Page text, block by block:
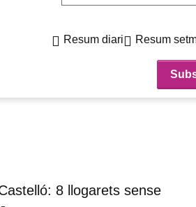
Resum diari Resum
8 llogarets sense